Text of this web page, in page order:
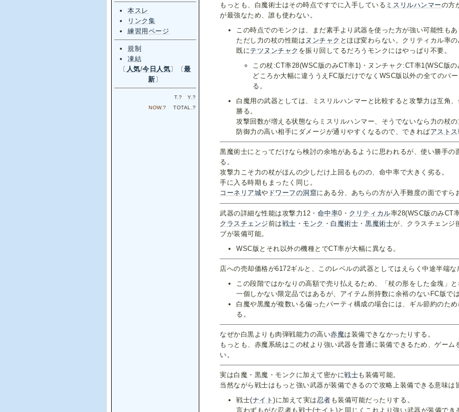
もっとも、白魔術士はその時点ですでに入手している ミスリルハンマーの方
が最強なため、誰も使わない。
この時点でのモンクは、まだ素手より武器を使った方が強い可能性もあ
ただし力の杖の性能は ヌンチャク とほぼ変わらない。クリティカル率
既にテツヌンチャク を振り回してるだろうモンクにはやっぱり不要。
この杖:CT率28(WSC版のみCT率1)・ヌンチャク:CT率1(WSC版
どころか大幅に違ううえFC版だけでなくWSC版以外の全てのバ
る。
白魔用の武器としては、ミスリルハンマーと比較すると攻撃力は互角
勝る。
攻撃回数が増える状態ならミスリルハンマー、そうでないなら力の杖の
防御力の高い相手にダメージが通りやすくなるので、できればアストス
黒魔術士にとってだけなら検討の余地があるように思われるが、使い勝手の
る。
攻撃力こそ力の杖がほんの少しだけ上回るものの、命中率で大きく劣る。
手に入る時期もまったく同じ。
コーネリア城や ドワーフの洞窟にある分、あちらの方が入手難度の面ですら
武器の詳細な性能は攻撃力12・ 命中率0・ クリティカル率28(WSC版のみCT率
クラスチェンジ前は戦士 ・ モンク ・ 白魔術士 ・ 黒魔術士が、クラスチェンジ
ブが装備可能。
WSC版とそれ以外の機種とでCT率が大幅に異なる。
店への売却価格が6172ギルと、このレベルの武器としてはえらく中途半端な
この段階ではかなりの高額で売り払えるため、「杖の形をした金塊」と
一個しかない限定品ではあるが、アイテム所持数に余裕のないFC版で
白魔や黒魔が複数いる偏ったパーティ構成の場合には、ギル節約のた
る。
なぜか白黒よりも肉弾戦能力の高い赤魔は装備できなかったりする。
もっとも、赤魔系統はこの杖より強い武器を普通に装備できるため、ゲーム
い。
実は白魔・黒魔・モンクに加えて密かに戦士も装備可能。
当然ながら戦士はもっと強い武器が装備できるので攻略上装備できる意味は
戦士(ナイト)に加えて実は忍者 も装備可能だったりする。
言わずもがな忍者も戦士(ナイト)と同じくこれより強い武器が装備で
本スレ
リンク集
練習用ページ
規制
凍結
〔 人気/今日人気〕〔最
新〕
T.? Y.?
NOW.? TOTAL.?